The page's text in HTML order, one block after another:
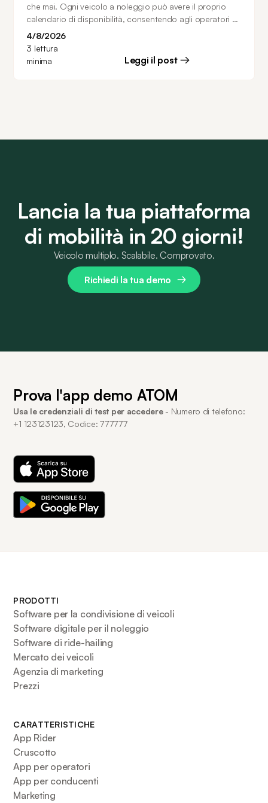
che mai. Ogni veicolo a noleggio può avere il proprio
calendario di disponibilità, consentendo agli operatori o
ai proprietari di definire esattamente quando può essere
prenotato. Mantieni i veicoli disponibili 24/7, crea
programmi settimanali ricorrenti, configura molteplici
periodi di indisponibilità ed effettua modifiche puntuali
4/8/2026
3 lettura
minima
Leggi il post
Lancia la tua piattaforma
di mobilità in 20 giorni!
Veicolo multiplo. Scalabile. Comprovato.
Richiedi la tua demo
Prova l'app demo ATOM
Usa le credenziali di test per accedere- Numero di telefono:
+1 123123123, Codice: 777777
PRODOTTI
Software per la condivisione di veicoli
Software digitale per il noleggio
Software di ride-hailing
Mercato dei veicoli
Agenzia di marketing
Prezzi
CARATTERISTICHE
App Rider
Cruscotto
App per operatori
App per conducenti
Marketing